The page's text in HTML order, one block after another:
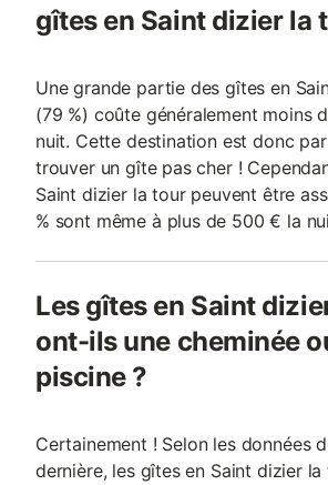
gîtes en Saint dizier la
Une grande partie des gîtes en
(79 %) coûte généralement moins
nuit. Cette destination est donc
trouver un gîte pas cher !
Saint dizier la tour peuvent être
% sont même à plus de 500 € la
Les gîtes en Saint
ont-ils une cheminée
piscine ?
Certainement ! Selon les données
dernière, les gîtes en Saint dizier